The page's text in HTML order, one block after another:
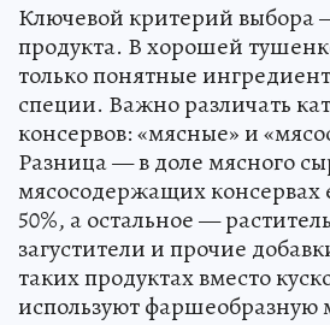
Ключевой критерий выбора
продукта. В хорошей
только понятные
специи. Важно различать
консервов: «мясные» и
Разница — в доле мясного
мясосодержащих консервах
50%, а остальное —
загустители и прочие
таких продуктах вместо
используют фаршеобразную